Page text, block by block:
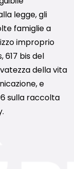
legge, gli
famiglie a
improprio
617 bis del
della vita
e
sulla raccolta